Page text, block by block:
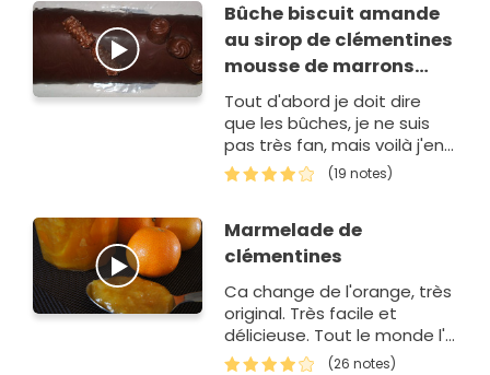
Bûche biscuit amande
au sirop de clémentines
mousse de marrons
nappage chocolat noir
Tout d'abord je doit dire
que les bûches, je ne suis
pas très fan, mais voilà j'en
ai vu de très belles sur les
blogs de cuisine et donc je
(19 notes)
Marmelade de
clémentines
Ca change de l'orange, très
original. Très facile et
délicieuse. Tout le monde l'a
adoré.
(26 notes)